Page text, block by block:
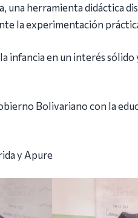
una herramienta didáctica
la experimentación
infancia en un interés
Bolivariano con la
y Apure